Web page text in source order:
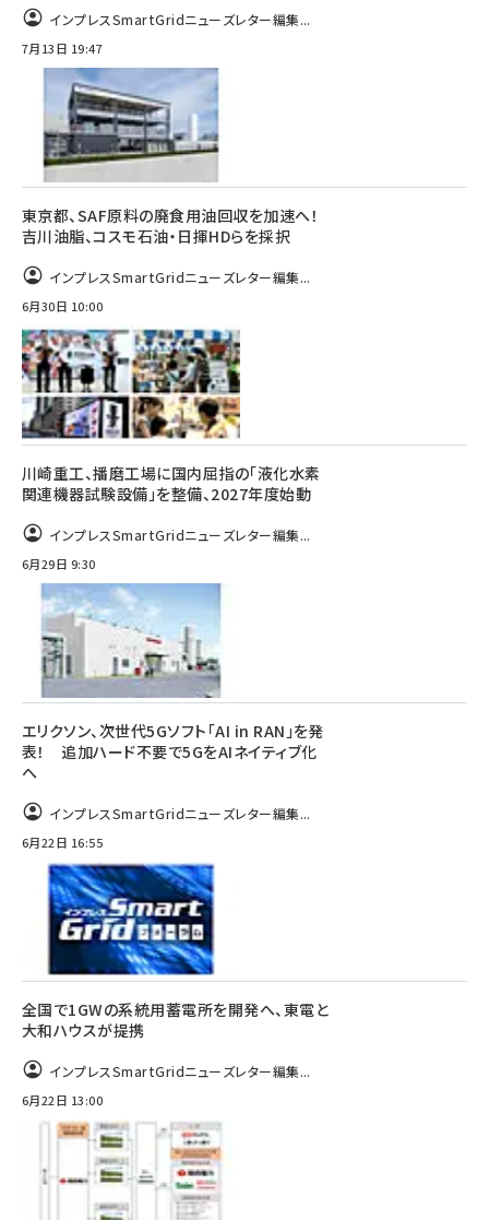
インプレスSmartGridニューズレター編集...
7月13日 19:47
東京都、SAF原料の廃食用油回収を加速へ！
吉川油脂、コスモ石油・日揮HDらを採択
インプレスSmartGridニューズレター編集...
6月30日 10:00
川崎重工、播磨工場に国内屈指の「液化水素
関連機器試験設備」を整備、2027年度始動
インプレスSmartGridニューズレター編集...
6月29日 9:30
エリクソン、次世代5Gソフト「AI in RAN」を発
表！ 追加ハード不要で5GをAIネイティブ化
へ
インプレスSmartGridニューズレター編集...
6月22日 16:55
全国で1GWの系統用蓄電所を開発へ、東電と
大和ハウスが提携
インプレスSmartGridニューズレター編集...
6月22日 13:00